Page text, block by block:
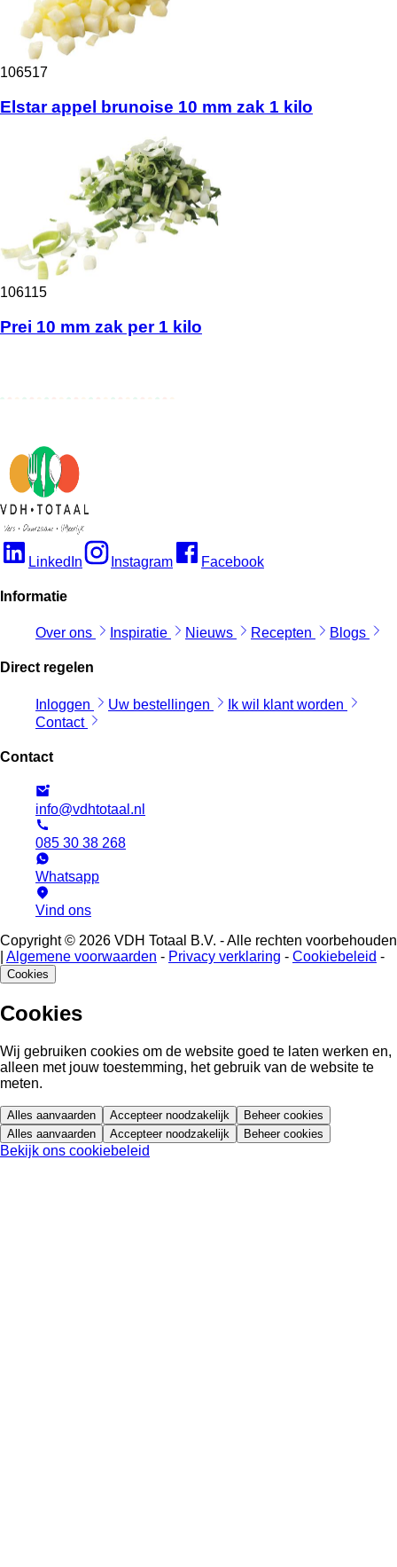
106517
Elstar appel brunoise 10 mm zak 1 kilo
106115
Prei 10 mm zak per 1 kilo
LinkedIn Instagram Facebook
Informatie
Over ons Inspiratie Nieuws Recepten Blogs
Direct regelen
Inloggen Uw bestellingen
Ik wil klant worden
Contact
Contact
info@vdhtotaal.nl
085 30 38 268
Whatsapp
Vind ons
Copyright © 2026 VDH Totaal B.V. - Alle rechten voorbehouden
Algemene voorwaarden - Privacy verklaring - Cookiebeleid -
Cookies
Cookies
Wij gebruiken cookies om de website goed te laten werken en,
alleen met jouw toestemming, het gebruik van de website te
meten.
Alles aanvaarden Accepteer noodzakelijk
Beheer cookies
Alles aanvaarden
Accepteer noodzakelijk Beheer cookies
Bekijk ons cookiebeleid